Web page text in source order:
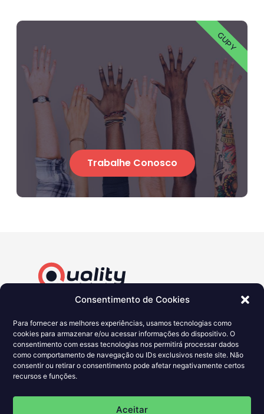
Consentimento de Cookies
Para fornecer as melhores experiências, usamos tecnologias como
cookies para armazenar e/ou acessar informações do dispositivo. O
consentimento com essas tecnologias nos permitirá processar dados
como comportamento de navegação ou IDs exclusivos neste site. Não
consentir ou retirar o consentimento pode afetar negativamente certos
recursos e funções.
Aceitar
Trabalhe Conosco
GUPY
Política de Privacidade